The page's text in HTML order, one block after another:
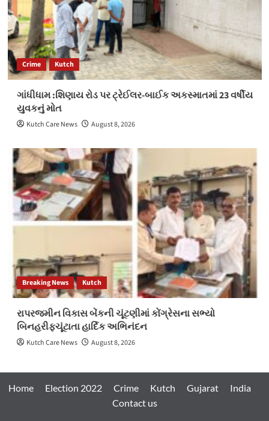
Crime Kutch
ગાંધીધામ :શિણાય રોડ પર ટ્રેઈલર-બાઈક અકસ્માતમાં 23 વર્ષીય
યુવકનું મોત
Kutch Care News August 8, 2026
Breaking News Kutch
રાપરજમીન વિકાસ બેંકની ચૂંટણીમાં કોંગ્રેસના સભ્યો
બિનહરીફચૂંટાતા હાર્દિક અભિનંદન
Kutch Care News August 8, 2026
Home Election 2022 Crime Kutch Gujarat
India
Contact us